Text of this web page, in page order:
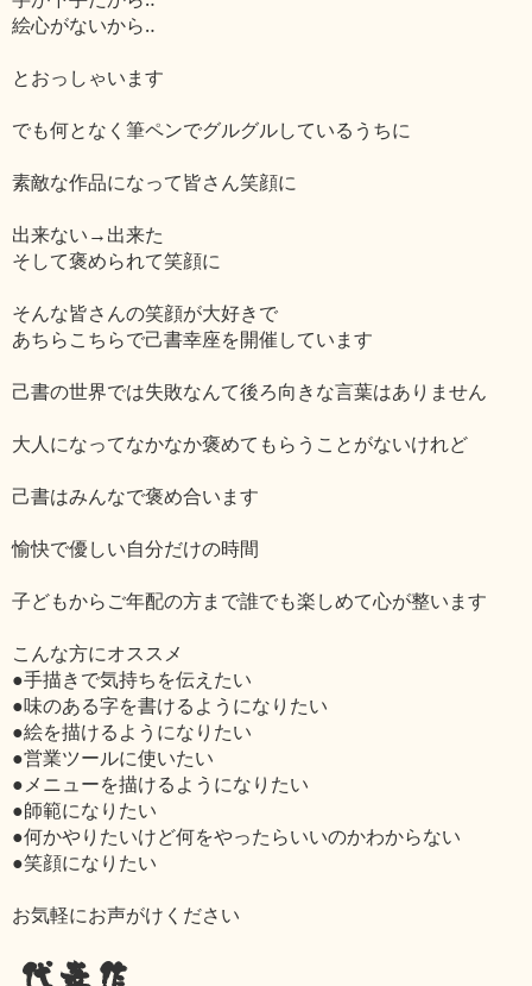
絵心がないから‥
とおっしゃいます
でも何となく筆ペンでグルグルしているうちに
素敵な作品になって皆さん笑顔に
出来ない→出来た
そして褒められて笑顔に
そんな皆さんの笑顔が大好きで
あちらこちらで己書幸座を開催しています
己書の世界では失敗なんて後ろ向きな言葉はありません
大人になってなかなか褒めてもらうことがないけれど
己書はみんなで褒め合います
愉快で優しい自分だけの時間
子どもからご年配の方まで誰でも楽しめて心が整います
こんな方にオススメ
●手描きで気持ちを伝えたい
●味のある字を書けるようになりたい
●絵を描けるようになりたい
●営業ツールに使いたい
●メニューを描けるようになりたい
●師範になりたい
●何かやりたいけど何をやったらいいのかわからない
●笑顔になりたい
お気軽にお声がけください
代表作